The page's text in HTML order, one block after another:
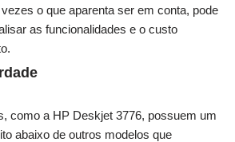
o que aparenta ser em conta, pode
as funcionalidades e o custo
como a HP Deskjet 3776, possuem um
abaixo de outros modelos que